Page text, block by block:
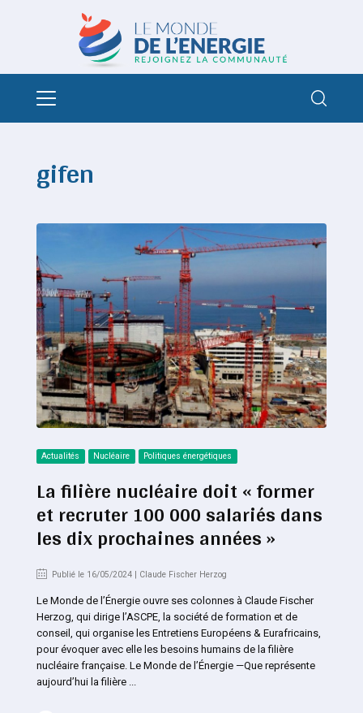
gifen
Actualités Nucléaire Politiques énergétiques
La filière nucléaire doit « former
et recruter 100 000 salariés dans
les dix prochaines années »
Publié le 16/05/2024 | Claude Fischer Herzog
Le Monde de l’Énergie ouvre ses colonnes à Claude Fischer
Herzog, qui dirige l’ASCPE, la société de formation et de
conseil, qui organise les Entretiens Européens & Eurafricains,
pour évoquer avec elle les besoins humains de la filière
nucléaire française. Le Monde de l’Énergie —Que représente
aujourd’hui la filière ...